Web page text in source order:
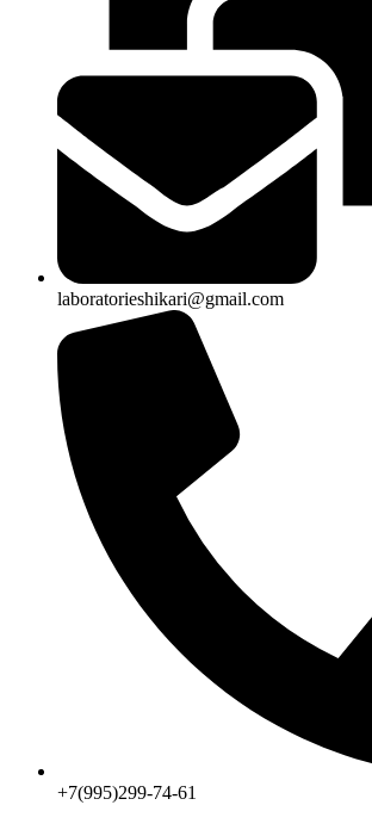
laboratorieshikari@gmail.com
+7(995)299-74-61